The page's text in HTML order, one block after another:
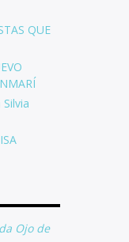
QUE
Ojo de